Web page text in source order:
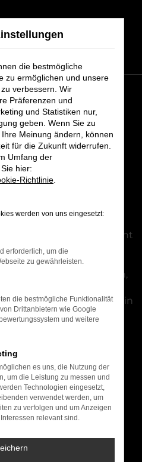
aktuelle Modellgeneration
Einstieg
haben den
Sie stets auf dem
sind. Sie erwerben
aktuellen Generation
und jedes
erfolgt ist. Damit nicht
Neuwagen bieten
Konfiguration.
Sie allein entscheiden,
Sie unterwegs sein
Sie benötigen und in
TUCSON
soll. Im Autohaus
allen Entscheidungen
kompetent und stets in
die bestmögliche
zu ermöglichen und unsere
verbessern. Wir
Präferenzen und
und Statistiken nur,
geben. Wenn Sie zu
Meinung ändern, können
für die Zukunft widerrufen.
Umfang der
hier:
Richtlinie
werden von uns eingesetzt:
erforderlich, um die
zu gewährleisten.
die bestmögliche Funktionalität
Drittanbietern wie Google
und weitere
es uns, die Nutzung der
um die Leistung zu messen und
Technologien eingesetzt,
verwendet werden, um
zu verfolgen und um Anzeigen
relevant sind.